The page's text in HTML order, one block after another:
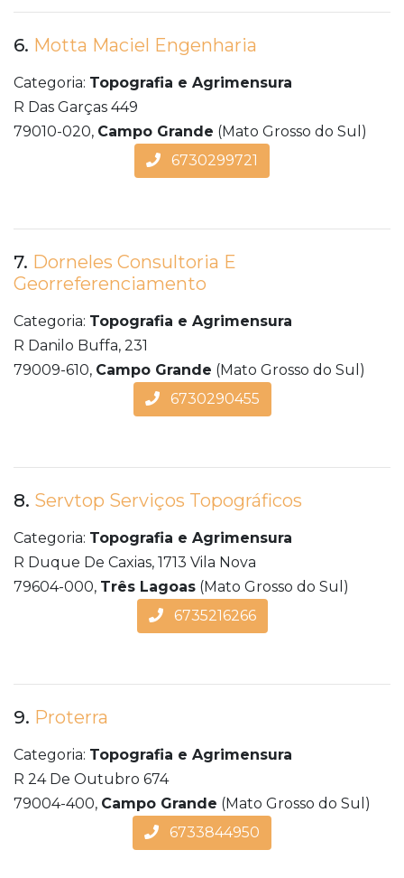
6. Motta Maciel Engenharia
Categoria: Topografia e Agrimensura
R Das Garças 449
79010-020, Campo Grande (Mato Grosso do Sul)
6730299721
7. Dorneles Consultoria E
Georreferenciamento
Categoria: Topografia e Agrimensura
R Danilo Buffa, 231
79009-610, Campo Grande (Mato Grosso do Sul)
6730290455
8. Servtop Serviços Topográficos
Categoria: Topografia e Agrimensura
R Duque De Caxias, 1713 Vila Nova
79604-000, Três Lagoas (Mato Grosso do Sul)
6735216266
9. Proterra
Categoria: Topografia e Agrimensura
R 24 De Outubro 674
79004-400, Campo Grande (Mato Grosso do Sul)
6733844950